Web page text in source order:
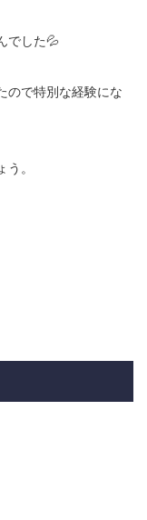
でした💦
ので特別な経験にな
。